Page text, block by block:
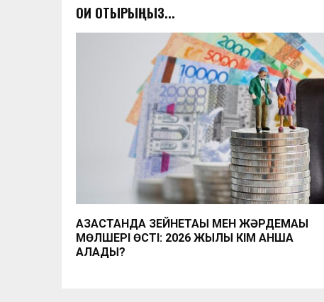
ОҚИ ОТЫРЫҢЫЗ...
ҚАЗАҚСТАНДА ЗЕЙНЕТАҚЫ МЕН ЖӘРДЕМАҚЫ
МӨЛШЕРІ ӨСТІ: 2026 ЖЫЛЫ КІМ ҚАНША
АЛАДЫ?